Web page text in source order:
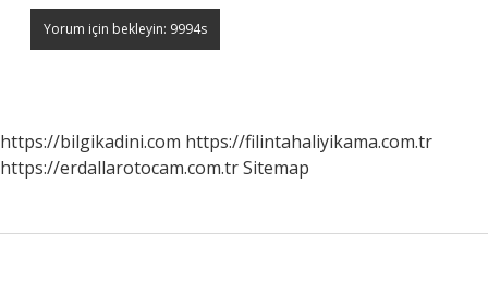
https://bilgikadini.com https://filintahaliyikama.com.tr
https://erdallarotocam.com.trSitemap